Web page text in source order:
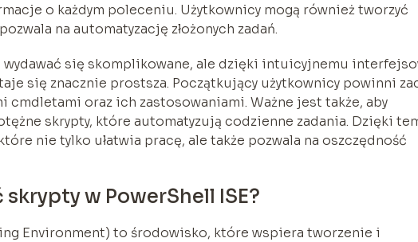
o każdym poleceniu. Użytkownicy mogą również tworzyć
na automatyzację złożonych zadań.
wydawać się skomplikowane, ale dzięki intuicyjnemu
się znacznie prostsza. Początkujący użytkownicy powinni
cmdletami oraz ich zastosowaniami. Ważne jest także, aby
skrypty, które automatyzują codzienne zadania. Dzięki
nie tylko ułatwia pracę, ale także pozwala na oszczędność
w PowerShell ISE?
Environment) to środowisko, które wspiera tworzenie i